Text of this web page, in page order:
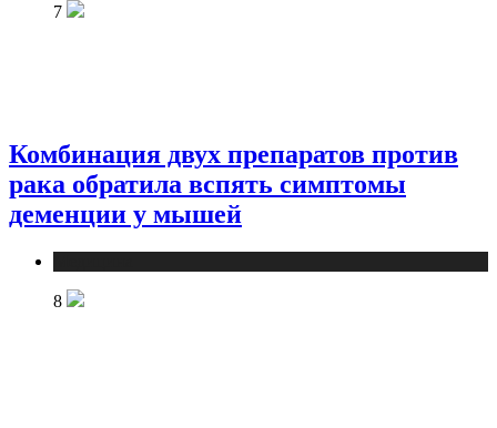
7
Комбинация двух препаратов против
рака обратила вспять симптомы
деменции у мышей
8